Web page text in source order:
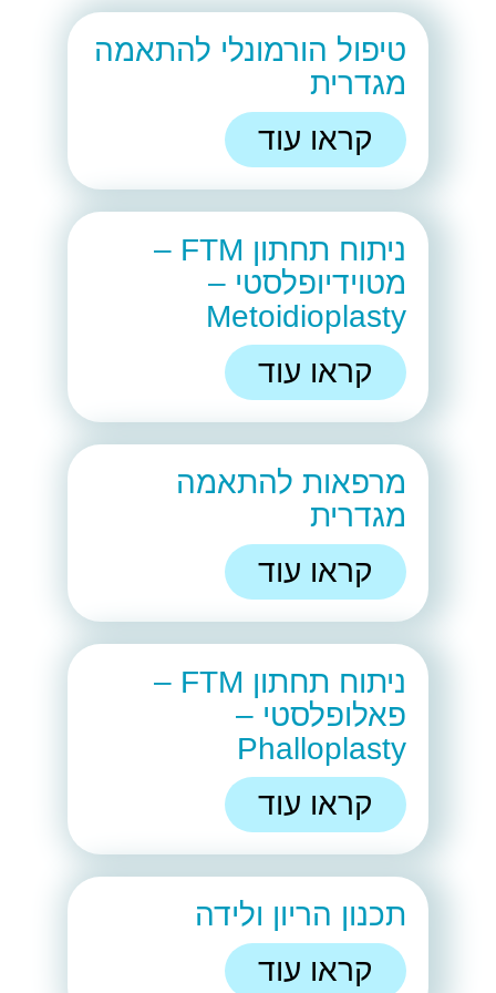
טיפול הורמונלי להתאמה
מגדרית
קראו עוד
ניתוח תחתון FTM –
מטוידיופלסטי –
Metoidioplasty
קראו עוד
מרפאות להתאמה
מגדרית
קראו עוד
ניתוח תחתון FTM –
פאלופלסטי –
Phalloplasty
קראו עוד
תכנון הריון ולידה
קראו עוד